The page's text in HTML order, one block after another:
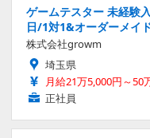
ゲームテスター 未経験
日/1対1&オーダーメイ
株式会社growm
埼玉県
月給21万5,000円～50
正社員